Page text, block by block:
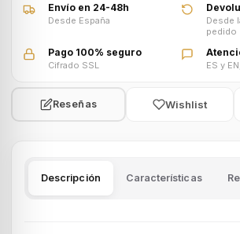
Envío en 24-48h
Desde España
Desde
pedido
Pago 100% seguro
Cifrado SSL ES y
Reseñas Wishlist
Descripción Características